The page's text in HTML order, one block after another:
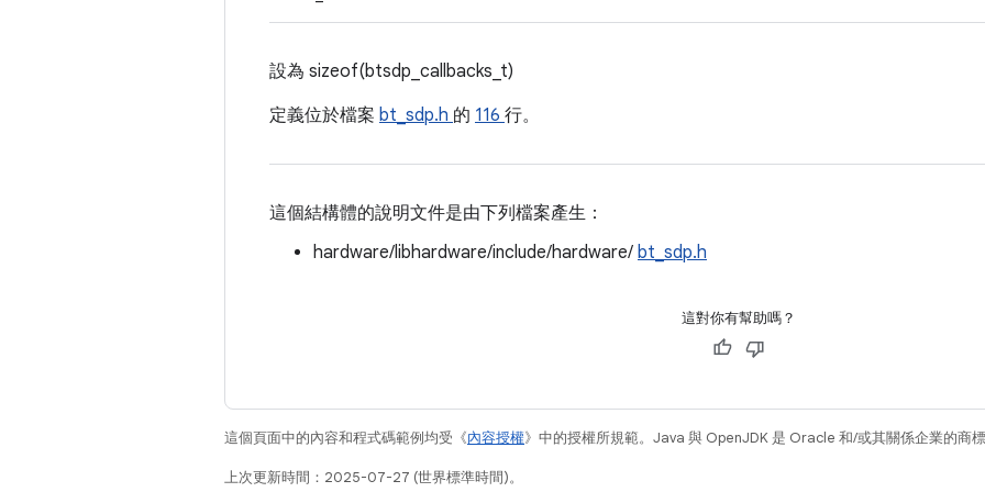
設為 sizeof(btsdp_callbacks_t)
定義位於檔案 bt_sdp.h 的 116 行。
這個結構體的說明文件是由下列檔案產生：
hardware/libhardware/include/hardware/ bt_sdp.h
這對你有幫助嗎？
這個頁面中的內容和程式碼範例均受《內容授權》中的授權所規範。Java 與 OpenJDK 是 Oracle 和/或其關係企業的商標
上次更新時間：2025-07-27 (世界標準時間)。